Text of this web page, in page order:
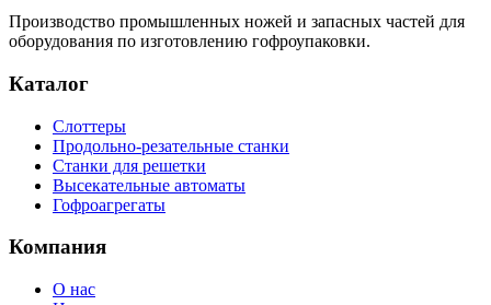
Производство промышленных ножей и запасных частей для
оборудования по изготовлению гофроупаковки.
Каталог
Слоттеры
Продольно-резательные станки
Станки для решетки
Высекательные автоматы
Гофроагрегаты
Компания
О нас